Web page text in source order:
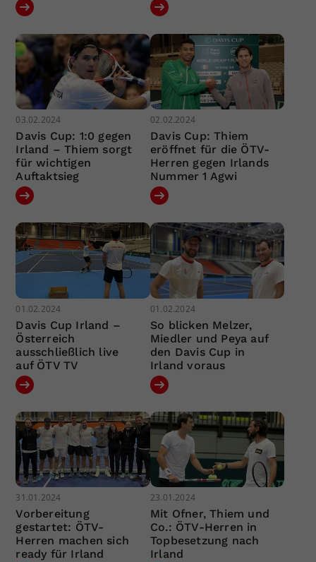
03.02.2024
Davis Cup: 1:0 gegen
Irland – Thiem sorgt
für wichtigen
Auftaktsieg
02.02.2024
Davis Cup: Thiem
eröffnet für die ÖTV-
Herren gegen Irlands
Nummer 1 Agwi
01.02.2024
Davis Cup Irland –
Österreich
ausschließlich live
auf ÖTV TV
01.02.2024
So blicken Melzer,
Miedler und Peya auf
den Davis Cup in
Irland voraus
31.01.2024
Vorbereitung
gestartet: ÖTV-
Herren machen sich
ready für Irland
23.01.2024
Mit Ofner, Thiem und
Co.: ÖTV-Herren in
Topbesetzung nach
Irland